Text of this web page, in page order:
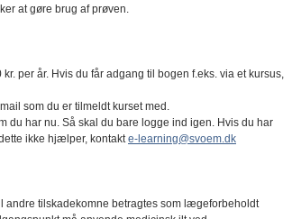
at gøre brug af prøven.
per år. Hvis du får adgang til bogen f.eks. via et kursus,
som du er tilmeldt kurset med.
du har nu. Så skal du bare logge ind igen. Hvis du har
ikke hjælper, kontakte-learning@svoem.dk
andre tilskadekomne betragtes som lægeforbeholdt